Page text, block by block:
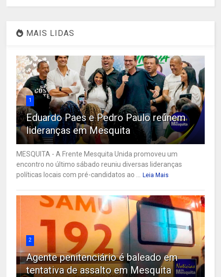
MAIS LIDAS
1
Eduardo Paes e Pedro Paulo reúnem
lideranças em Mesquita
MESQUITA - A Frente Mesquita Unida promoveu um
encontro no último sábado reuniu diversas lideranças
políticas locais com pré-candidatos ao ... Leia Mais
2
Agente penitenciário é baleado em
tentativa de assalto em Mesquita